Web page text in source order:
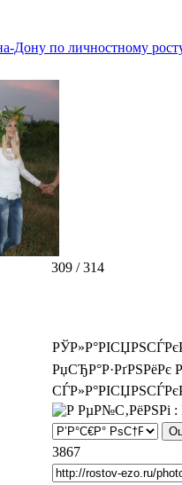
Дону по личностному
309 / 314
РџСЂР°Р·РґРЅРёРє
3867